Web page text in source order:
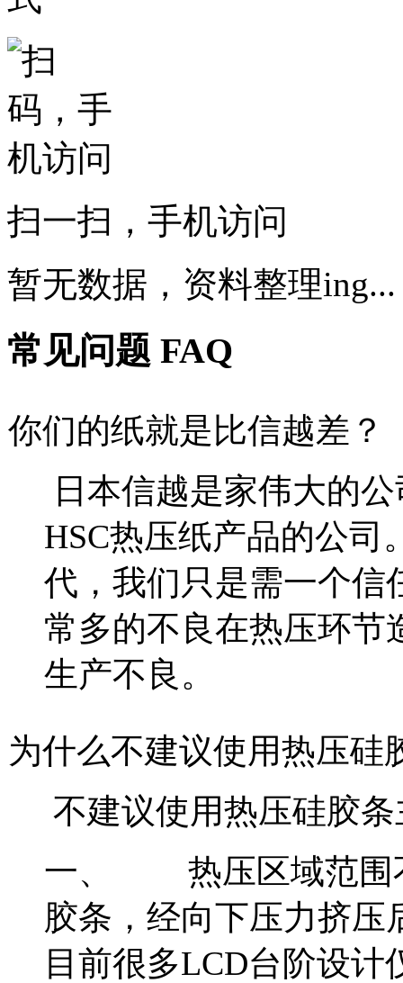
扫一扫，手机访问
暂无数据，资料整理ing...
常见问题 FAQ
你们的纸就是比信越差？
日本信越是家伟大的
HSC热压纸产品的公司
代，我们只是需一个信
常多的不良在热压环节
生产不良。
为什么不建议使用热压硅
不建议使用热压硅胶
一、
热压区域范围
胶条，经向下压力挤压
目前很多LCD台阶设计